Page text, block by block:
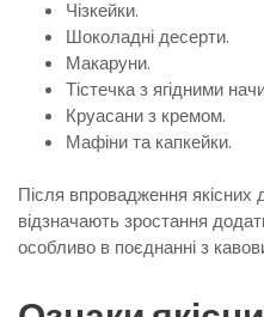
Чізкейки.
Шоколадні десерти.
Макаруни.
Тістечка з ягідними
Круасани з кремом.
Мафіни та капкейки.
Після впровадження якісних
відзначають зростання
особливо в поєднанні з